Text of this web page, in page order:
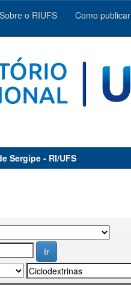
Sobre o RIUFS Como publicar
Sergipe - RI/UFS